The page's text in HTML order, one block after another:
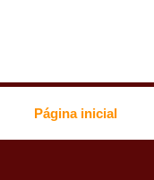
Página inicial